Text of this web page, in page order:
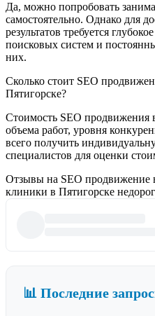
Да, можно попробовать
самостоятельно. Однако для
результатов требуется
поисковых систем и
них.
Сколько стоит SEO
Пятигорске?
Стоимость SEO продвижения
объема работ, уровня
всего получить
специалистов для оценки
Отзывы на SEO продвижение
клиники в Пятигорске
📊 Последние